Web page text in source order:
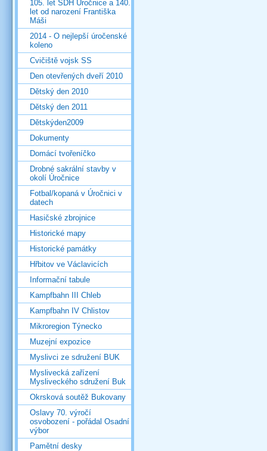
105. let SDH Úročnice a 140.
let od narození Františka
Máši
2014 - O nejlepší úročenské
koleno
Cvičiště vojsk SS
Den otevřených dveří 2010
Dětský den 2010
Dětský den 2011
Dětskýden2009
Dokumenty
Domácí tvořeníčko
Drobné sakrální stavby v
okolí Úročnice
Fotbal/kopaná v Úročnici v
datech
Hasičské zbrojnice
Historické mapy
Historické památky
Hřbitov ve Václavicích
Informační tabule
Kampfbahn III Chleb
Kampfbahn IV Chlistov
Mikroregion Týnecko
Muzejní expozice
Myslivci ze sdružení BUK
Myslivecká zařízení
Mysliveckého sdružení Buk
Okrsková soutěž Bukovany
Oslavy 70. výročí
osvobození - pořádal Osadní
výbor
Pamětní desky